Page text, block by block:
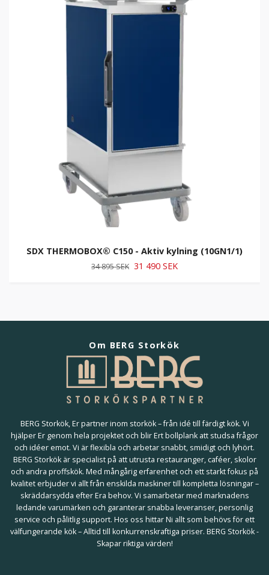
SDX THERMOBOX® C150 - Aktiv kylning (10GN1/1)
34 895 SEK 31 490 SEK
Om BERG Storkök
BERG Storkök, Er partner inom storkök – från idé till färdigt kök. Vi
hjälper Er genom hela projektet och blir Ert bollplank att studsa frågor
och idéer emot. Vi är flexibla och arbetar snabbt, smidigt och lyhört.
BERG Storkök är specialist på att utrusta restauranger, caféer, skolor
och andra proffskök. Med mångårig erfarenhet och ett starkt fokus på
kvalitet erbjuder vi allt från enskilda maskiner till kompletta lösningar –
skräddarsydda efter Era behov. Vi samarbetar med marknadens
ledande varumärken och garanterar snabba leveranser, personlig
service och pålitlig support. Hos oss hittar Ni allt som behövs för ett
välfungerande kök – Alltid till konkurrenskraftiga priser. BERG Storkök -
Skapar riktiga värden!